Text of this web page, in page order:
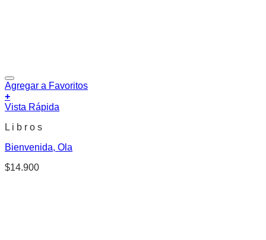
Agregar a Favoritos
+
Vista Rápida
L i b r o s
Bienvenida, Ola
$14.900